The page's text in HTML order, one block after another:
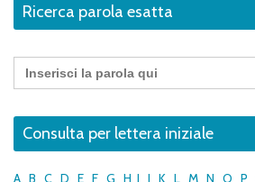
Ricerca parola esatta
Search
for:
Consulta per lettera iniziale
A B C D E F G H I J K L M N O P